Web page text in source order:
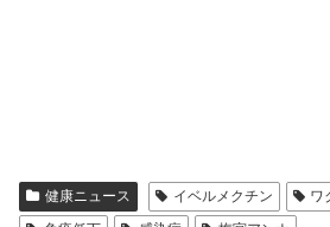
健康ニュース イベルメクチン
ワ